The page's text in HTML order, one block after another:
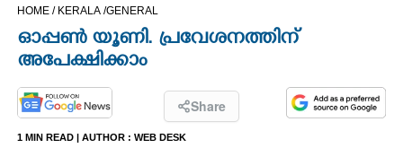
CINEMA
OPINION
PHOTOS
HOME / KERALA /GENERAL
ഓപ്പൺ യൂണി. പ്രവേശനത്തിന്
അപേക്ഷിക്കാം
Share
1 MIN READ | AUTHOR : WEB DESK